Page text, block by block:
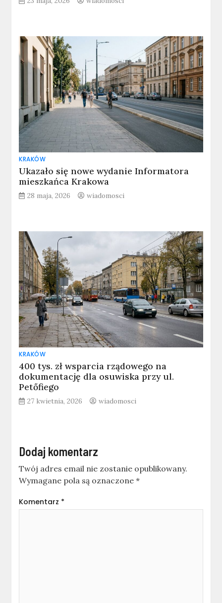
KRAKÓW
Ukazało się nowe wydanie Informatora
mieszkańca Krakowa
28 maja, 2026 wiadomosci
KRAKÓW
400 tys. zł wsparcia rządowego na
dokumentację dla osuwiska przy ul.
Petőfiego
27 kwietnia, 2026 wiadomosci
Dodaj komentarz
Twój adres email nie zostanie opublikowany.
Wymagane pola są oznaczone*
Komentarz *